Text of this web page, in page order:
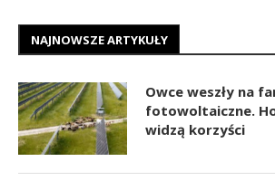
NAJNOWSZE ARTYKUŁY
Owce weszły na
fotowoltaiczne.
widzą korzyści